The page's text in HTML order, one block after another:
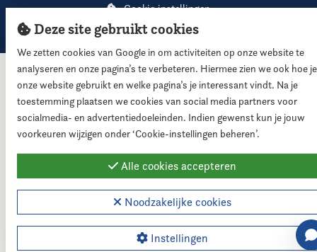
Cookie instellingen
Webdesign:XD designers
Deze site gebruikt cookies
We zetten cookies van Google in om activiteiten op onze website te
analyseren en onze pagina’s te verbeteren. Hiermee zien we ook hoe je
onze website gebruikt en welke pagina’s je interessant vindt. Na je
toestemming plaatsen we cookies van social media partners voor
socialmedia- en advertentiedoeleinden. Indien gewenst kun je jouw
voorkeuren wijzigen onder ‘Cookie-instellingen beheren’.
Alle cookies accepteren
Noodzakelijke cookies
Instellingen